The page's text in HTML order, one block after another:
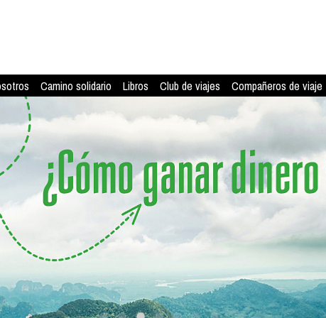
Camino solidario Libros Club de viajes Compañeros de viaje